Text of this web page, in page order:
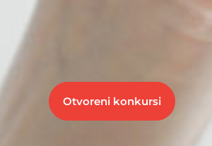
Otvoreni konkursi